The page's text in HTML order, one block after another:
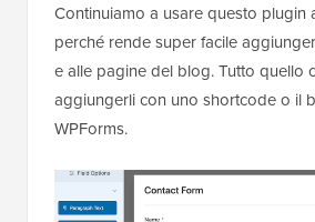
Continuiamo a usare questo plugin
perché rende super facile
e alle pagine del blog. Tutto quello
aggiungerli con uno shortcode o il
WPForms.